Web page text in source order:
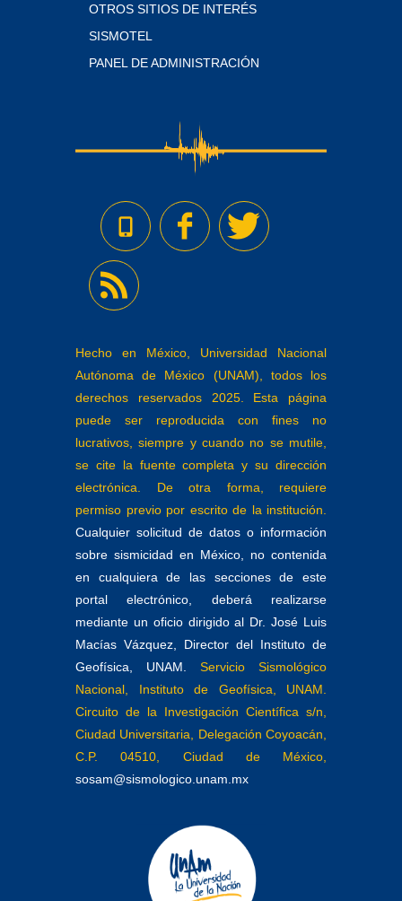
OTROS SITIOS DE INTERÉS
SISMOTEL
PANEL DE ADMINISTRACIÓN
Hecho en México, Universidad Nacional
Autónoma de México (UNAM), todos los
derechos reservados 2025. Esta página
puede ser reproducida con fines no
lucrativos, siempre y cuando no se mutile,
se cite la fuente completa y su dirección
electrónica. De otra forma, requiere
permiso previo por escrito de la institución.
Cualquier solicitud de datos o información
sobre sismicidad en México, no contenida
en cualquiera de las secciones de este
portal electrónico, deberá realizarse
mediante un oficio dirigido al Dr. José Luis
Macías Vázquez, Director del Instituto de
Geofísica, UNAM.
Servicio Sismológico
Nacional, Instituto de Geofísica, UNAM.
Circuito de la Investigación Científica s/n,
Ciudad Universitaria, Delegación Coyoacán,
C.P. 04510, Ciudad de México,
sosam@sismologico.unam.mx